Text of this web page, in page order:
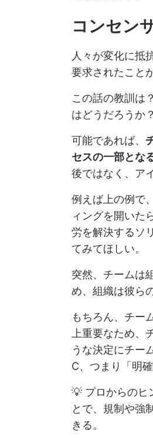
コンセン
人々が変化に抵
要求されたこと
この話の教訓は
はどうだろうか？
可能であれば、
セスの一部とな
後ではなく、ア
例えば上の例で
ィングを開いた
労を解決するソ
てみてほしい。
突然、チームは
め、組織は彼ら
もちろん、チー
上重要なため
うな決定にチー
C、つまり「明
💡 プロからのヒ
とで、規制や強
きる。